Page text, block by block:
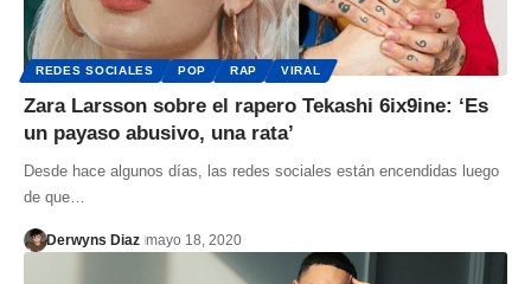
REDES SOCIALES POP RAP VIRAL
Zara Larsson sobre el rapero Tekashi 6ix9ine: ‘Es
un payaso abusivo, una rata’
Desde hace algunos días, las redes sociales están encendidas luego
de que…
Derwyns Diaz mayo 18, 2020